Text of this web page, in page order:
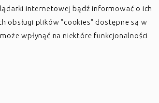
internetowej bądź informować o ich
obsługi plików "cookies" dostępne są w
wpłynąć na niektóre funkcjonalności